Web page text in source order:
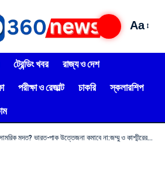
Aa
ট্রেন্ডিং খবর
রাজ্য ও দেশ
পরীক্ষা ও রেজাল্ট চাকরি
স্কলারশিপ
মদত? ভারত-পাক উত্তেজনা কমাবে না:জম্মু ও কাশ্মীরের মুখ্যমন্ত্রীর ক্ষোভ প্রকাশ